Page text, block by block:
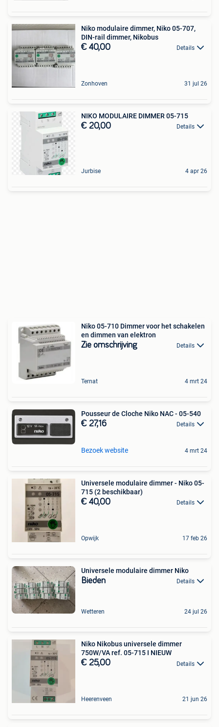
Niko modulaire dimmer, Niko 05-707,
DIN-rail dimmer, Nikobus
€ 40,00 Details
Zonhoven 31 jul 26
NIKO MODULAIRE DIMMER 05-715
€ 20,00 Details
Jurbise 4 apr 26
Niko 05-710 Dimmer voor het schakelen
en dimmen van elektron
Zie omschrijving Details
Ternat 4 mrt 24
Pousseur de Cloche Niko NAC - 05-540
€ 27,16 Details
Bezoek website 4 mrt 24
Universele modulaire dimmer - Niko 05-
715 (2 beschikbaar)
€ 40,00 Details
Opwijk 17 feb 26
Universele modulaire dimmer Niko
Bieden Details
Wetteren 24 jul 26
Niko Nikobus universele dimmer
750W/VA ref. 05-715 I NIEUW
€ 25,00 Details
Heerenveen 21 jun 26